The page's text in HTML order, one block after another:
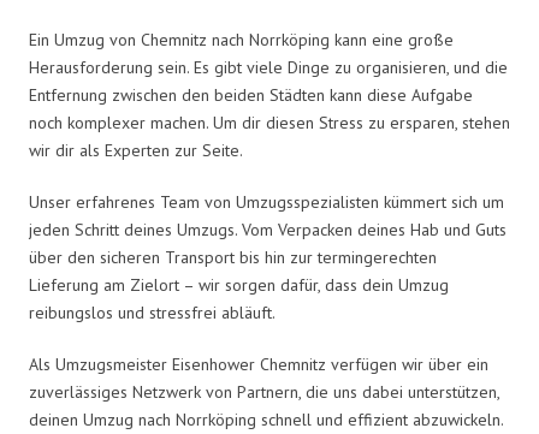
Ein Umzug von Chemnitz nach Norrköping kann eine große
Herausforderung sein. Es gibt viele Dinge zu organisieren, und die
Entfernung zwischen den beiden Städten kann diese Aufgabe
noch komplexer machen. Um dir diesen Stress zu ersparen, stehen
wir dir als Experten zur Seite.
Unser erfahrenes Team von Umzugsspezialisten kümmert sich um
jeden Schritt deines Umzugs. Vom Verpacken deines Hab und Guts
über den sicheren Transport bis hin zur termingerechten
Lieferung am Zielort – wir sorgen dafür, dass dein Umzug
reibungslos und stressfrei abläuft.
Als Umzugsmeister Eisenhower Chemnitz verfügen wir über ein
zuverlässiges Netzwerk von Partnern, die uns dabei unterstützen,
deinen Umzug nach Norrköping schnell und effizient abzuwickeln.